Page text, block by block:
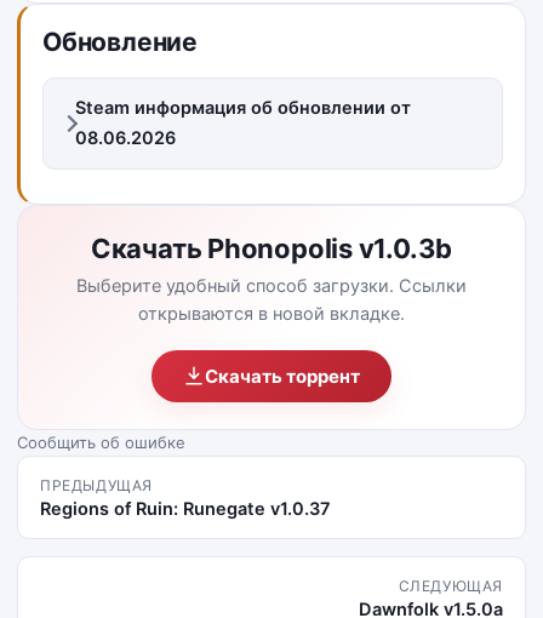
Обновление
Steam информация об обновлении от
08.06.2026
Скачать Phonopolis v1.0.3b
Выберите удобный способ загрузки. Ссылки
открываются в новой вкладке.
Скачать торрент
Сообщить об ошибке
ПРЕДЫДУЩАЯ
Regions of Ruin: Runegate v1.0.37
СЛЕДУЮЩАЯ
Dawnfolk v1.5.0a